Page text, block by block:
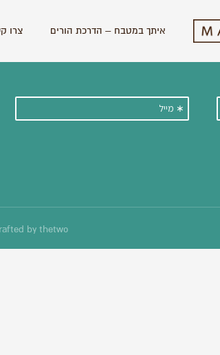
איתך במטבח – הדרכת הורים צרו
על מתכונים
by thetwo